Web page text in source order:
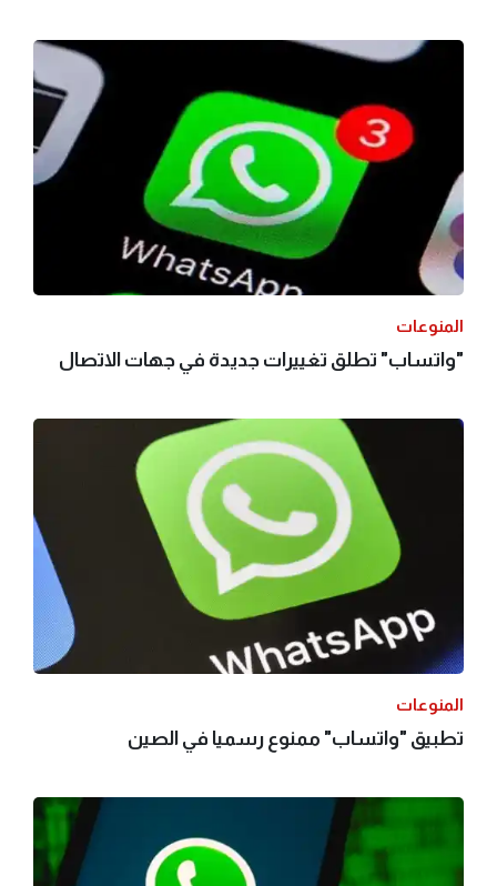
المنوعات
"واتساب" تطلق تغييرات جديدة في جهات الاتصال
المنوعات
تطبيق "واتساب" ممنوع رسميا في الصين